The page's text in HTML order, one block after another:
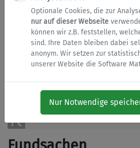
Optionale Cookies, die zur
nur auf dieser Webseite
können wir z.B. feststellen,
sind. Ihre Daten bleiben dabei
anonym. Wir setzen zur
unserer Website die Software
Nur Notwendige
Kleidung
Medien
Schirm
Schlüssel
Schmuck
Sonstiges